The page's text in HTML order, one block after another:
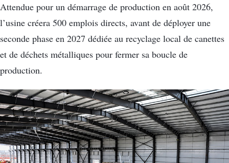
Attendue pour un démarrage de production en août 2026,
l’usine créera 500 emplois directs, avant de déployer une
seconde phase en 2027 dédiée au recyclage local de canettes
et de déchets métalliques pour fermer sa boucle de
production.